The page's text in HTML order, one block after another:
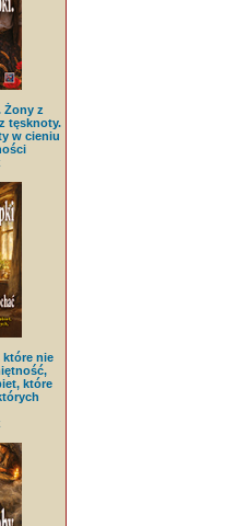
Żony z
tęsknoty.
w cieniu
które nie
które